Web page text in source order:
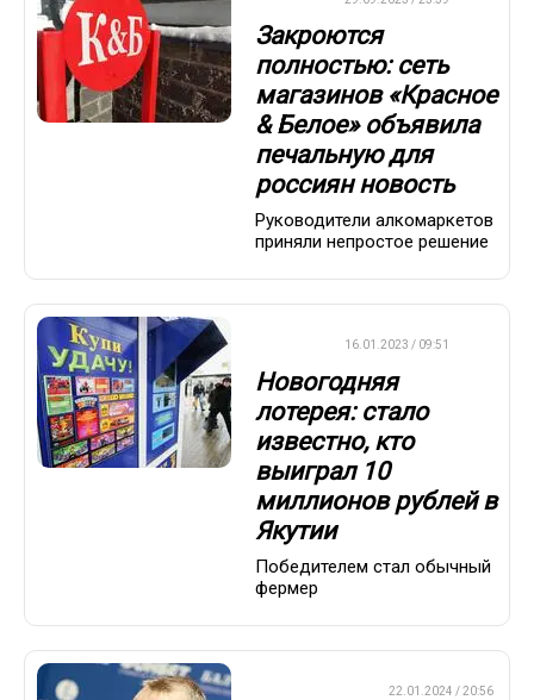
Закроются
полностью: сеть
магазинов «Красное
& Белое» объявила
печальную для
россиян новость
Руководители алкомаркетов
приняли непростое решение
16.01.2023 / 09:51
Новогодняя
лотерея: стало
известно, кто
выиграл 10
миллионов рублей в
Якутии
Победителем стал обычный
фермер
22.01.2024 / 20:56